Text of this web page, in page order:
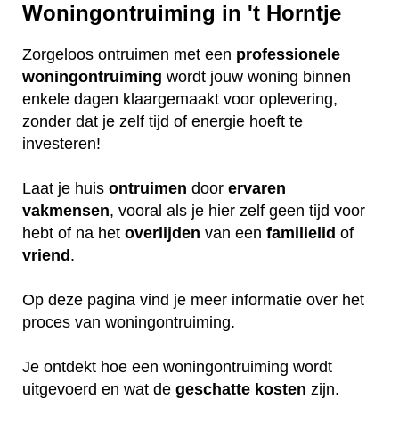
Woningontruiming in 't Horntje
Zorgeloos ontruimen met een professionele
woningontruiming wordt jouw woning binnen
enkele dagen klaargemaakt voor oplevering,
zonder dat je zelf tijd of energie hoeft te
investeren!
Laat je huis ontruimen door ervaren
vakmensen, vooral als je hier zelf geen tijd voor
hebt of na het overlijden van een familielid of
vriend.
Op deze pagina vind je meer informatie over het
proces van woningontruiming.
Je ontdekt hoe een woningontruiming wordt
uitgevoerd en wat de geschatte kosten zijn.